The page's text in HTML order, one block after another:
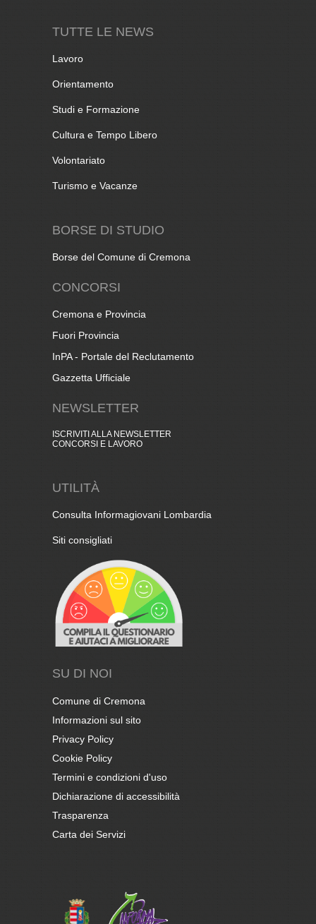
TUTTE LE NEWS
Lavoro
Orientamento
Studi e Formazione
Cultura e Tempo Libero
Volontariato
Turismo e Vacanze
BORSE DI STUDIO
Borse del Comune di Cremona
CONCORSI
Cremona e Provincia
Fuori Provincia
InPA - Portale del Reclutamento
Gazzetta Ufficiale
NEWSLETTER
ISCRIVITI ALLA NEWSLETTER
CONCORSI E LAVORO
UTILITÀ
Consulta Informagiovani Lombardia
Siti consigliati
SU DI NOI
Comune di Cremona
Informazioni sul sito
Privacy Policy
Cookie Policy
Termini e condizioni d'uso
Dichiarazione di accessibilità
Trasparenza
Carta dei Servizi